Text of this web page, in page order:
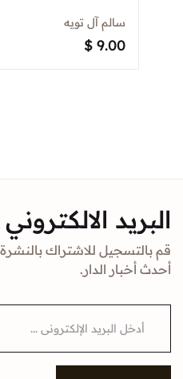
سالم آل تويه
$ 9.00
البريد الالكتروني
قم بالتسجيل للاشتراك بالنشرة
أحدث أخبار الدار.
i